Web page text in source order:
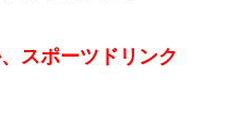
スポーツドリンク